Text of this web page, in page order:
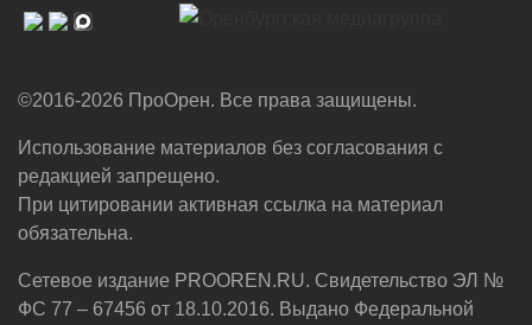
©2016-2026 ПроОрен. Все права защищены.
Использование материалов без согласования с
редакцией запрещено.
При цитировании активная ссылка на материал
обязательна.
Сетевое издание PROOREN.RU. Свидетельство ЭЛ №
ФС 77 – 67456 от 18.10.2016. Выдано Федеральной